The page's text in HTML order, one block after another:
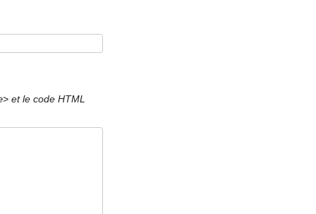
et le code HTML